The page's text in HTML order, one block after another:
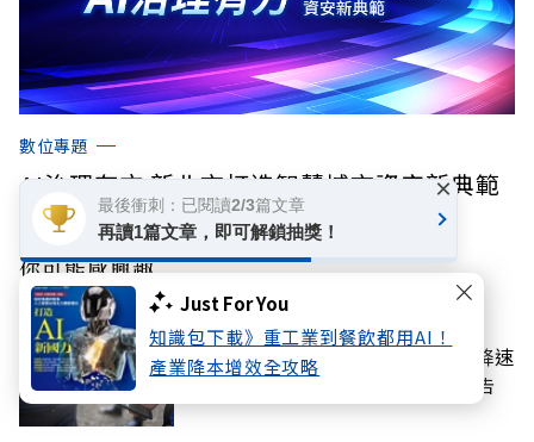
Just For You
知識包下載》重工業到餐飲都用AI！
產業降本增效全攻略
數位專題
AI治理有方 新北市打造智慧城市資安新典範
你可能感興趣
話題
城鎮韌性8月演習斷網！行動網路降速
演練將登場，7日「災防訊息」預告
最後衝刺：已閱讀2/3篇文章
再讀1篇文章，即可解鎖抽獎！
×